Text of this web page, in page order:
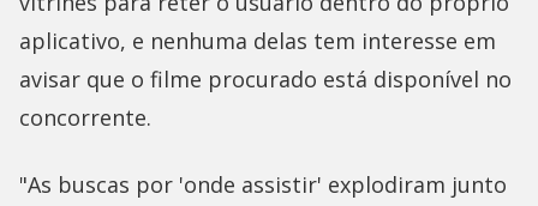
aplicativo, e nenhuma delas tem interesse em
avisar que o filme procurado está disponível no
concorrente.
"As buscas por 'onde assistir' explodiram junto